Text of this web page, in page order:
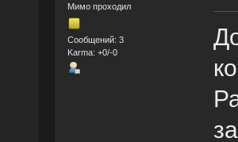
Мимо проходил
Сообщений: 3
Karma: +0/-0